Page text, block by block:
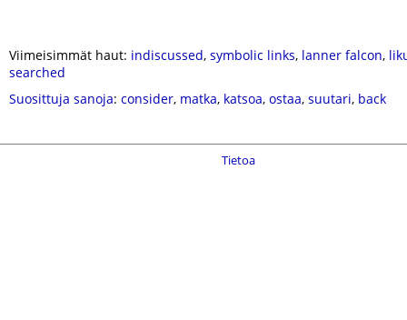
Viimeisimmät haut: indiscussed, symbolic links, lanner falcon,
searched
Suosittuja sanoja: consider, matka, katsoa, ostaa, suutari, back
Tietoa